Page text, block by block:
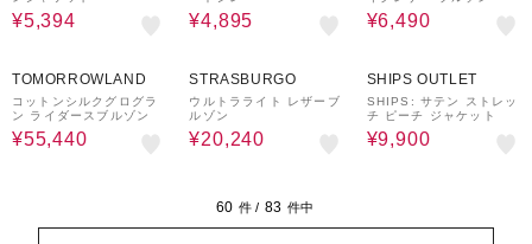
¥5,394 ¥4,895 ¥6,490
TOMORROWLAND
コットンシルクグログラ
ン ライダースブルゾン
¥55,440
STRASBURGO
ウルトラライト レザーブ
ルゾン
¥20,240
SHIPS OUTLET
SHIPS: サテン ストレッ
チ ピーチ ジャケット
¥9,900
60 件 / 83 件中